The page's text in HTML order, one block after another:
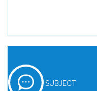
SUBJECT